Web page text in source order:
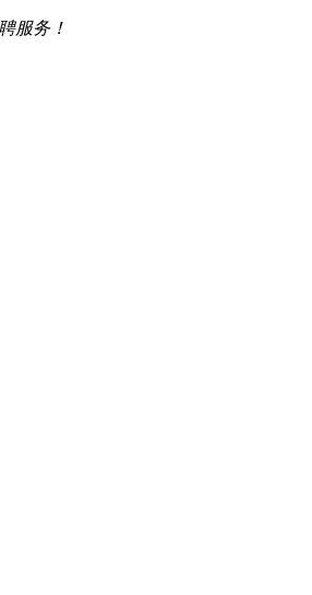
服务！